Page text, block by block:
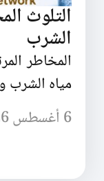
التلوث
الشرب
المخاطر
مياه الشرب
6 أغسطس 2026